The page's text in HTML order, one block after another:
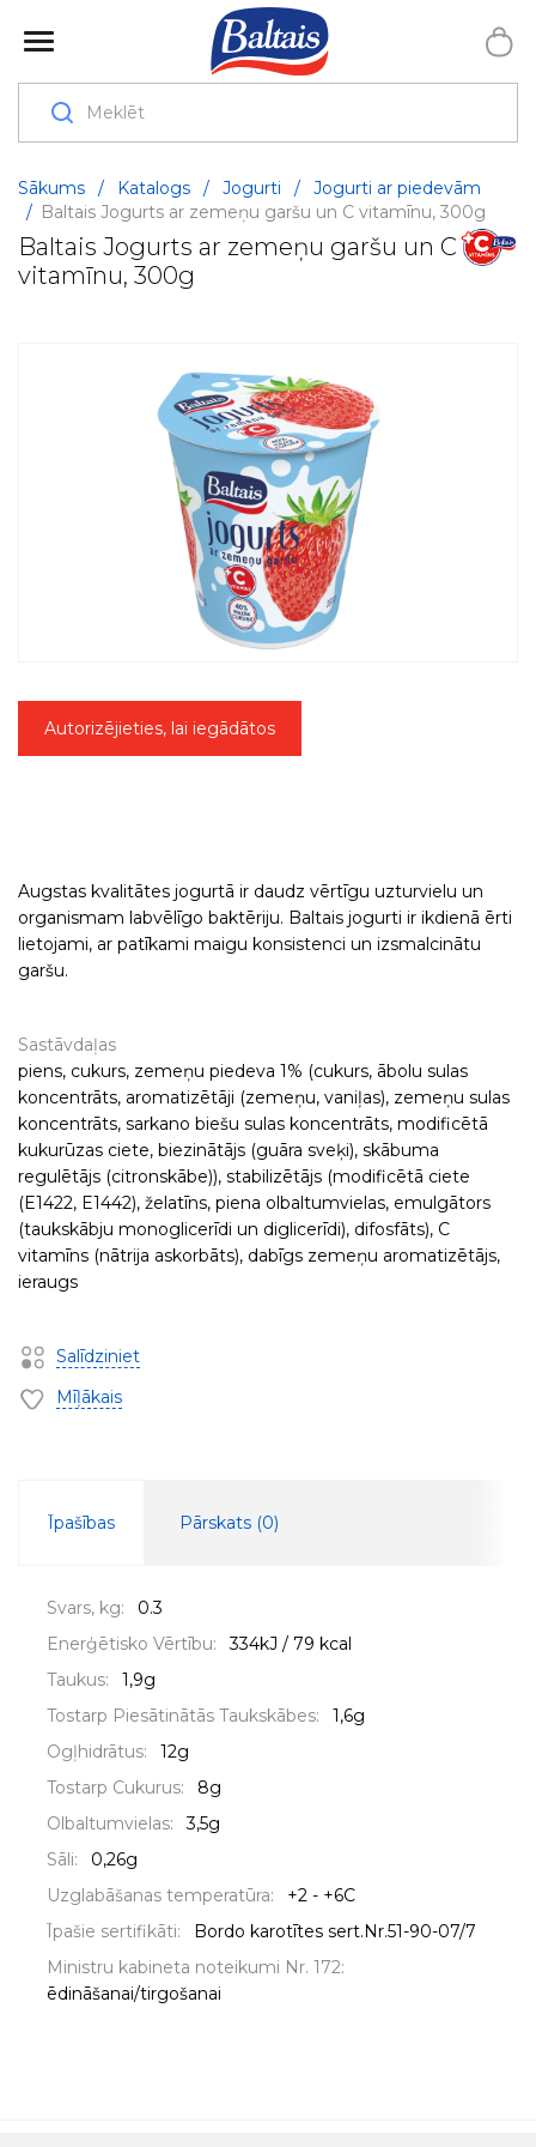
Sākums / Katalogs / Jogurti /
Jogurti ar piedevām
/ Baltais Jogurts ar zemeņu garšu un C vitamīnu, 300g
Baltais Jogurts ar zemeņu garšu un C
vitamīnu, 300g
Autorizējieties, lai iegādātos
Augstas kvalitātes jogurtā ir daudz vērtīgu uzturvielu un
organismam labvēlīgo baktēriju. Baltais jogurti ir ikdienā ērti
lietojami, ar patīkami maigu konsistenci un izsmalcinātu
garšu.
Sastāvdaļas
piens, cukurs, zemeņu piedeva 1% (cukurs, ābolu sulas
koncentrāts, aromatizētāji (zemeņu, vaniļas), zemeņu sulas
koncentrāts, sarkano biešu sulas koncentrāts, modificētā
kukurūzas ciete, biezinātājs (guāra sveķi), skābuma
regulētājs (citronskābe)), stabilizētājs (modificētā ciete
(E1422, E1442), želatīns, piena olbaltumvielas, emulgātors
(taukskābju monoglicerīdi un diglicerīdi), difosfāts), C
vitamīns (nātrija askorbāts), dabīgs zemeņu aromatizētājs,
ieraugs
Salīdziniet
Mīļākais
Īpašības Pārskats (0)
Svars, kg:
0.3
Enerģētisko Vērtību:
334kJ / 79 kcal
Taukus:
1,9g
Tostarp Piesātinātās Taukskābes:
1,6g
Ogļhidrātus:
12g
Tostarp Cukurus:
8g
Olbaltumvielas:
3,5g
Sāli:
0,26g
Uzglabāšanas temperatūra:
+2 - +6C
Īpašie sertifikāti:
Bordo karotītes sert.Nr.51-90-07/7
Ministru kabineta noteikumi Nr. 172:
ēdināšanai/tirgošanai